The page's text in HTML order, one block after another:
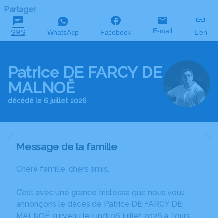
Partager
SMS WhatsApp Facebook E-mail Lien
Patrice DE FARCY DE
MALNOË
décédé le 6 juillet 2026
Message de la famille
Chère famille, chers amis,
C’est avec une grande tristesse que nous vous
annonçons le décès de Patrice DE FARCY DE
MALNOË survenu le lundi 06 juillet 2026 à Tours.